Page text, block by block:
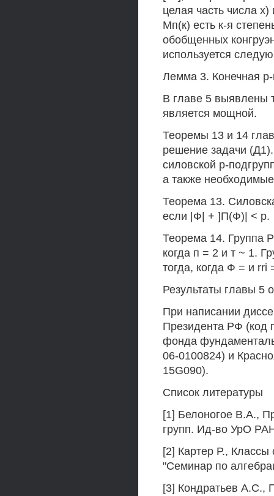
целая часть числа
Мп(к) есть к-я
обобщенных
используется
Лемма 3. Конечная
В главе 5 выявлены
является мощной.
Теоремы 13 и 14
решение задачи
силовской р-
а также
Теорема 13.
если |Ф| + ]П(Ф)| < р.
Теорема 14. Группа
когда п = 2 и т ~ 1.
тогда, когда Ф = и rri
Результаты главы 5
При написании
Президента РФ (код
фонда
06-0100824) и
15G090).
Список литературы
[1] Белоногое В.А.,
групп. Ид-во УрО
[2] Картер Р.,
"Семинар по
[3] Кондратьев A.C.,